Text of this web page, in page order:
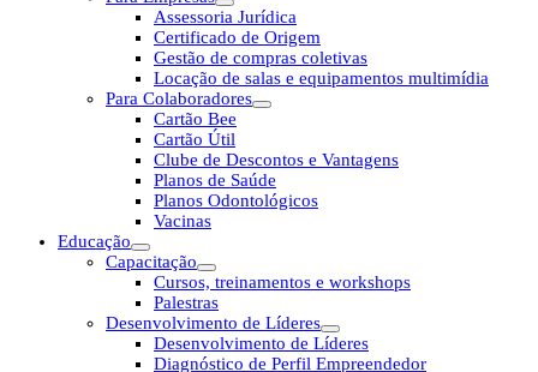
Assessoria Jurídica
Certificado de Origem
Gestão de compras coletivas
Locação de salas e equipamentos multimídia
Para Colaboradores
Cartão Bee
Cartão Útil
Clube de Descontos e Vantagens
Planos de Saúde
Planos Odontológicos
Vacinas
Educação
Capacitação
Cursos, treinamentos e workshops
Palestras
Desenvolvimento de Líderes
Desenvolvimento de Líderes
Diagnóstico de Perfil Empreendedor